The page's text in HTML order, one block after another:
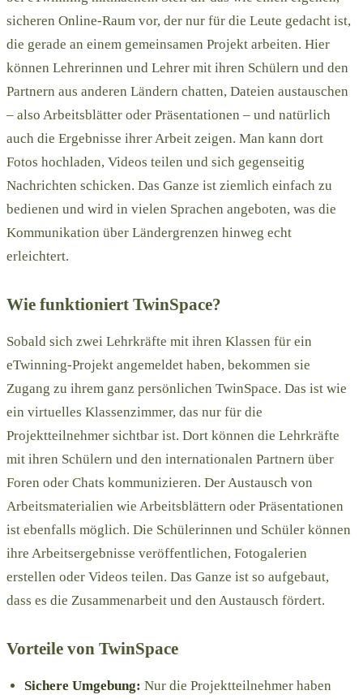
sicheren Online-Raum vor, der nur für die Leute gedacht ist,
die gerade an einem gemeinsamen Projekt arbeiten. Hier
können Lehrerinnen und Lehrer mit ihren Schülern und den
Partnern aus anderen Ländern chatten, Dateien austauschen
– also Arbeitsblätter oder Präsentationen – und natürlich
auch die Ergebnisse ihrer Arbeit zeigen. Man kann dort
Fotos hochladen, Videos teilen und sich gegenseitig
Nachrichten schicken. Das Ganze ist ziemlich einfach zu
bedienen und wird in vielen Sprachen angeboten, was die
Kommunikation über Ländergrenzen hinweg echt
erleichtert.
Wie funktioniert TwinSpace?
Sobald sich zwei Lehrkräfte mit ihren Klassen für ein
eTwinning-Projekt angemeldet haben, bekommen sie
Zugang zu ihrem ganz persönlichen TwinSpace. Das ist wie
ein virtuelles Klassenzimmer, das nur für die
Projektteilnehmer sichtbar ist. Dort können die Lehrkräfte
mit ihren Schülern und den internationalen Partnern über
Foren oder Chats kommunizieren. Der Austausch von
Arbeitsmaterialien wie Arbeitsblättern oder Präsentationen
ist ebenfalls möglich. Die Schülerinnen und Schüler können
ihre Arbeitsergebnisse veröffentlichen, Fotogalerien
erstellen oder Videos teilen. Das Ganze ist so aufgebaut,
dass es die Zusammenarbeit und den Austausch fördert.
Vorteile von TwinSpace
Sichere Umgebung: Nur die Projektteilnehmer haben